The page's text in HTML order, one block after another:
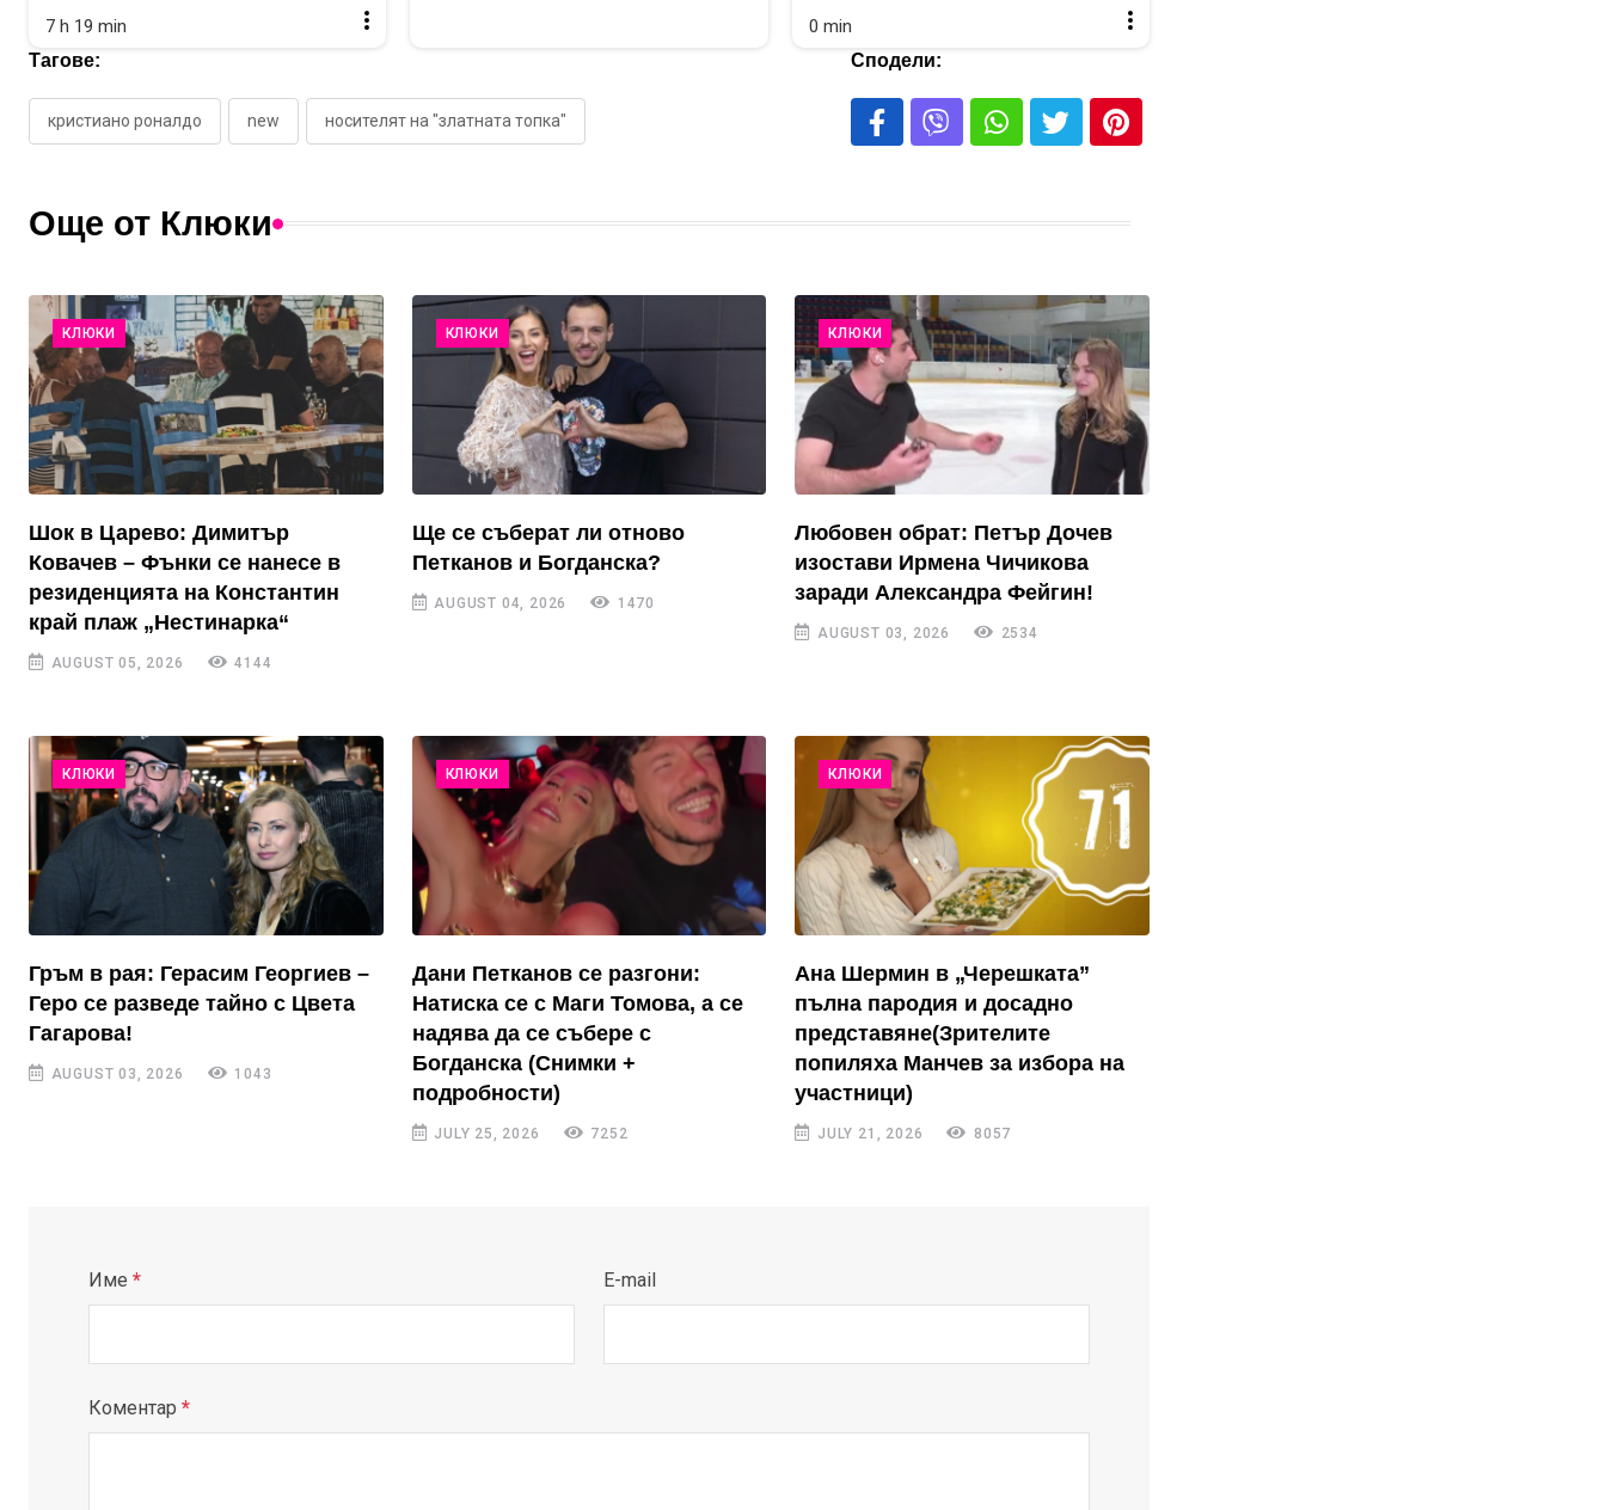
7 h 19 min 0 min
Тагове:
кристиано роналдо new носителят на "златната топка"
Сподели:
Още от Клюки
КЛЮКИ
Шок в Царево: Димитър
Ковачев – Фънки се нанесе в
резиденцията на Константин
край плаж „Нестинарка“
AUGUST 05, 2026 4144
КЛЮКИ
Ще се съберат ли отново
Петканов и Богданска?
AUGUST 04, 2026 1470
КЛЮКИ
Любовен обрат: Петър Дочев
изостави Ирмена Чичикова
заради Александра Фейгин!
AUGUST 03, 2026 2534
КЛЮКИ
Гръм в рая: Герасим Георгиев –
Геро се разведе тайно с Цвета
Гагарова!
AUGUST 03, 2026 1043
КЛЮКИ
Дани Петканов се разгони:
Натиска се с Маги Томова, а се
надява да се събере с
Богданска (Снимки +
подробности)
JULY 25, 2026 7252
КЛЮКИ
Ана Шермин в „Черешката”
пълна пародия и досадно
представяне(Зрителите
попиляха Манчев за избора на
участници)
JULY 21, 2026 8057
Име * E-mail
Коментар *